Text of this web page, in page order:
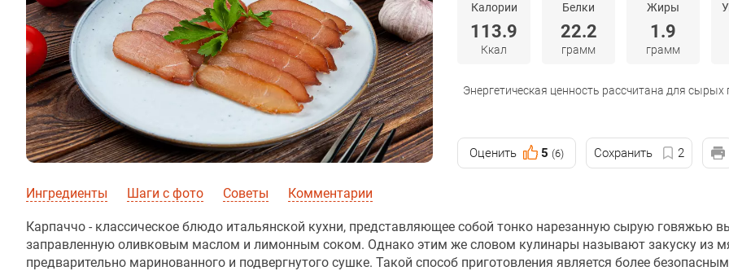
Калории
113.9
Ккал
Белки
22.2
грамм
Жиры
1.9
грамм
Энергетическая ценность рассчитана для сырых
Оценить 5 (6) Сохранить 2
Ингредиенты Шаги с фото Советы Комментарии
Карпаччо - классическое блюдо итальянской кухни, представляющее собой тонко нарезанную сырую говяжью
заправленную оливковым маслом и лимонным соком. Однако этим же словом кулинары называют закуску из
предварительно маринованного и подвергнутого сушке. Такой способ приготовления является более